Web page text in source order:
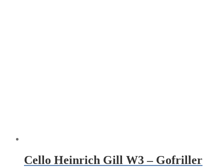
Cello Heinrich Gill W3 – Gofriller